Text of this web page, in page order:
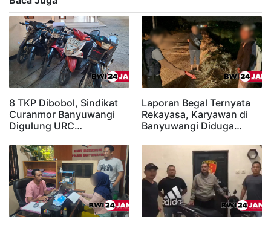
8 TKP Dibobol, Sindikat
Curanmor Banyuwangi
Digulung URC…
Laporan Begal Ternyata
Rekayasa, Karyawan di
Banyuwangi Diduga…